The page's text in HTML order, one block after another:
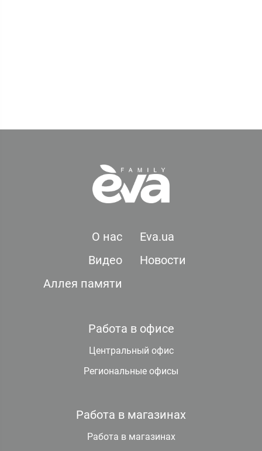
О нас
Eva.ua
Видео
Новости
Аллея памяти
Работа в офисе
Центральный офис
Региональные офисы
Работа в магазинах
Работа в магазинах